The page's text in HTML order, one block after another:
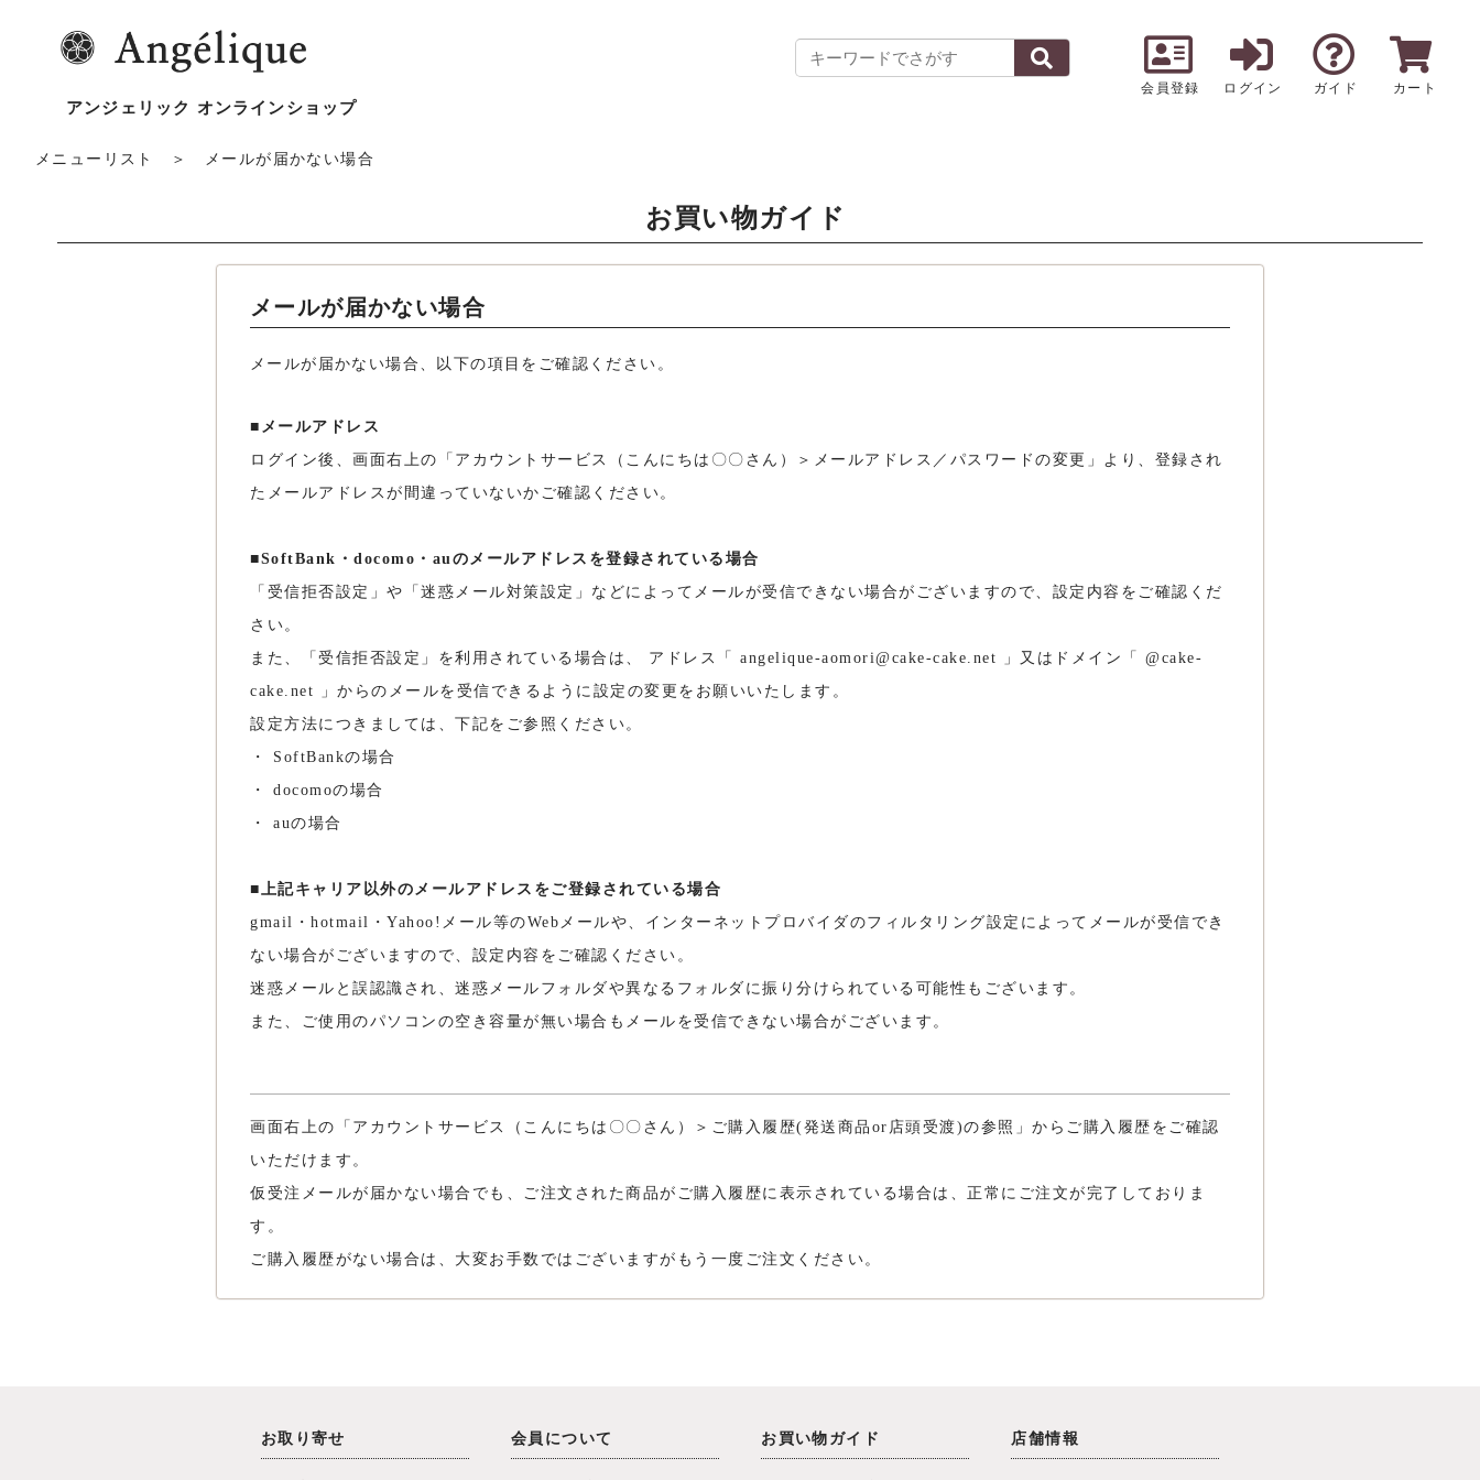
会員登録 ログイン ガイド カート
アンジェリック オンラインショップ
メニューリスト ＞ メールが届かない場合
お買い物ガイド
メールが届かない場合
メールが届かない場合、以下の項目をご確認ください。
■メールアドレス
ログイン後、画面右上の「アカウントサービス（こんにちは〇〇さん）＞メールアドレス／パスワードの変更」より、登録され
たメールアドレスが間違っていないかご確認ください。
■SoftBank・docomo・auのメールアドレスを登録されている場合
「受信拒否設定」や「迷惑メール対策設定」などによってメールが受信できない場合がございますので、設定内容をご確認くだ
さい。
また、「受信拒否設定」を利用されている場合は、 アドレス「 angelique-aomori@cake-cake.net 」又はドメイン「 @cake-
cake.net 」からのメールを受信できるように設定の変更をお願いいたします。
設定方法につきましては、下記をご参照ください。
・ SoftBankの場合
・ docomoの場合
・ auの場合
■上記キャリア以外のメールアドレスをご登録されている場合
gmail・hotmail・Yahoo!メール等のWebメールや、インターネットプロバイダのフィルタリング設定によってメールが受信でき
ない場合がございますので、設定内容をご確認ください。
迷惑メールと誤認識され、迷惑メールフォルダや異なるフォルダに振り分けられている可能性もございます。
また、ご使用のパソコンの空き容量が無い場合もメールを受信できない場合がございます。
画面右上の「アカウントサービス（こんにちは〇〇さん）＞ご購入履歴(発送商品or店頭受渡)の参照」からご購入履歴をご確認
いただけます。
仮受注メールが届かない場合でも、ご注文された商品がご購入履歴に表示されている場合は、正常にご注文が完了しておりま
す。
ご購入履歴がない場合は、大変お手数ではございますがもう一度ご注文ください。
お取り寄せ 会員について お買い物ガイド 店舗情報